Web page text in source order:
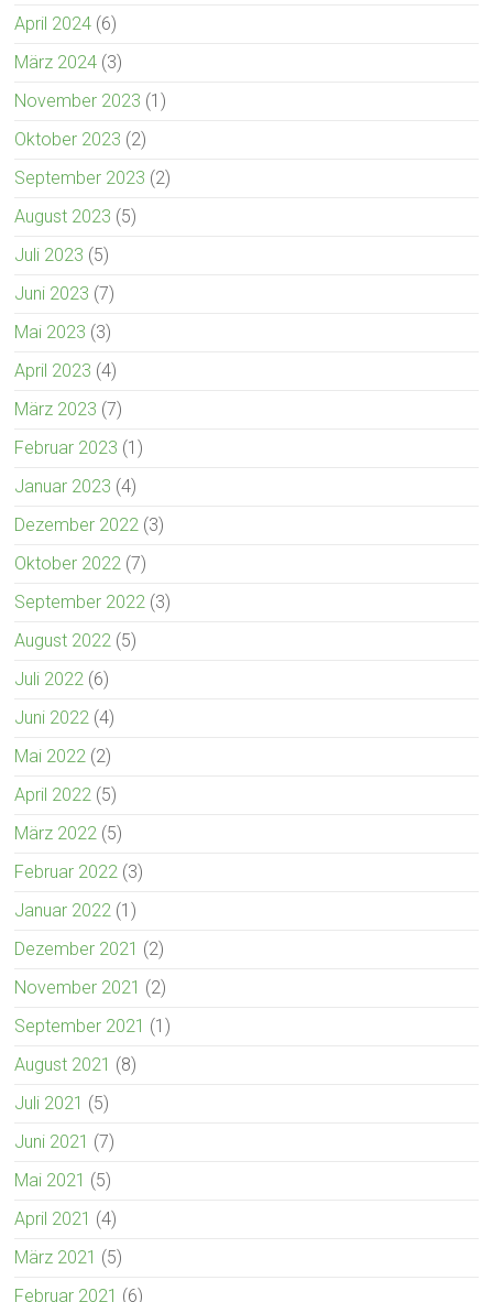
April 2024 (6)
März 2024 (3)
November 2023 (1)
Oktober 2023 (2)
September 2023 (2)
August 2023 (5)
Juli 2023 (5)
Juni 2023 (7)
Mai 2023 (3)
April 2023 (4)
März 2023 (7)
Februar 2023 (1)
Januar 2023 (4)
Dezember 2022 (3)
Oktober 2022 (7)
September 2022 (3)
August 2022 (5)
Juli 2022 (6)
Juni 2022 (4)
Mai 2022 (2)
April 2022 (5)
März 2022 (5)
Februar 2022 (3)
Januar 2022 (1)
Dezember 2021 (2)
November 2021 (2)
September 2021 (1)
August 2021 (8)
Juli 2021 (5)
Juni 2021 (7)
Mai 2021 (5)
April 2021 (4)
März 2021 (5)
Februar 2021 (6)